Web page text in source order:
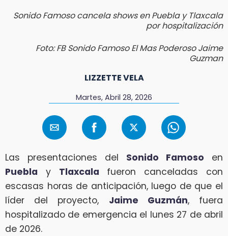
Sonido Famoso cancela shows en Puebla y Tlaxcala
por hospitalización
Foto: FB Sonido Famoso El Mas Poderoso Jaime
Guzman
LIZZETTE VELA
Martes, Abril 28, 2026
Las presentaciones del Sonido Famoso en
Puebla y Tlaxcala fueron canceladas con
escasas horas de anticipación, luego de que el
líder del proyecto, Jaime Guzmán, fuera
hospitalizado de emergencia el lunes 27 de abril
de 2026.